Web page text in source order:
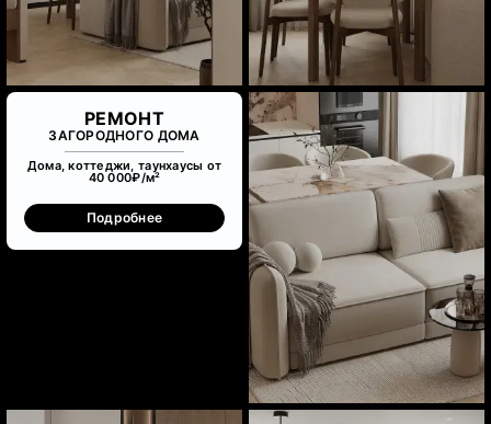
РЕМОНТ
ЗАГОРОДНОГО ДОМА
Дома, коттеджи, таунхаусы от
40 000₽/м²
Подробнее